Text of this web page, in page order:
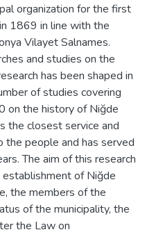
organization for the first
1869 in line with the
Vilayet Salnames.
and studies on the
has been shaped in
of studies covering
the history of Niğde
the closest service and
the people and has served
The aim of this research
of Niğde
the members of the
of the municipality, the
the Law on